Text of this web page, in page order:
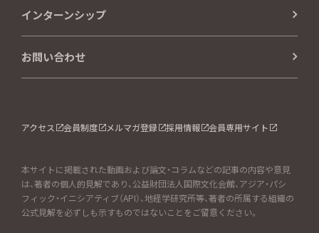
インターンシップ
お問い合わせ
アクセス 会員制度 メルマガ登録 採用情報 会員専用サイト
本サイトに掲載された動画および論文・コラムなどの記事の内容や意見
は、著者の個人的見解であり、公益財団法人国際文化会館、アジア・パシ
フィック・イニシアティブ（API）、地経学研究所等、著者の所属する組織の
公式見解を必ずしも示すものではないことをご留意ください。